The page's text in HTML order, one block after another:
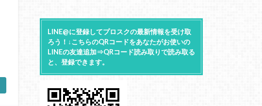
LINE@に登録してプロスクの最新情報を受け取
ろう！↓こちらのQRコードをあなたがお使いの
LINEの友達追加⇒QRコード読み取りで読み取る
と、登録できます。